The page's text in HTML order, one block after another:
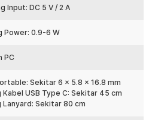
Radiator Pendingin
kipas biasa. Kombinasi turbo
menghasilkan aliran udara
travelling, maupun penggunaan
TaffGO menghadirkan 100
dapat disesuaikan sesuai
Input: DC 5 V / 2 A
Power: 0.9-6 W
PC
Sekitar 6 x 5.8 x 16.8 mm
Kabel USB Type C: Sekitar 45 cm
Lanyard: Sekitar 80 cm